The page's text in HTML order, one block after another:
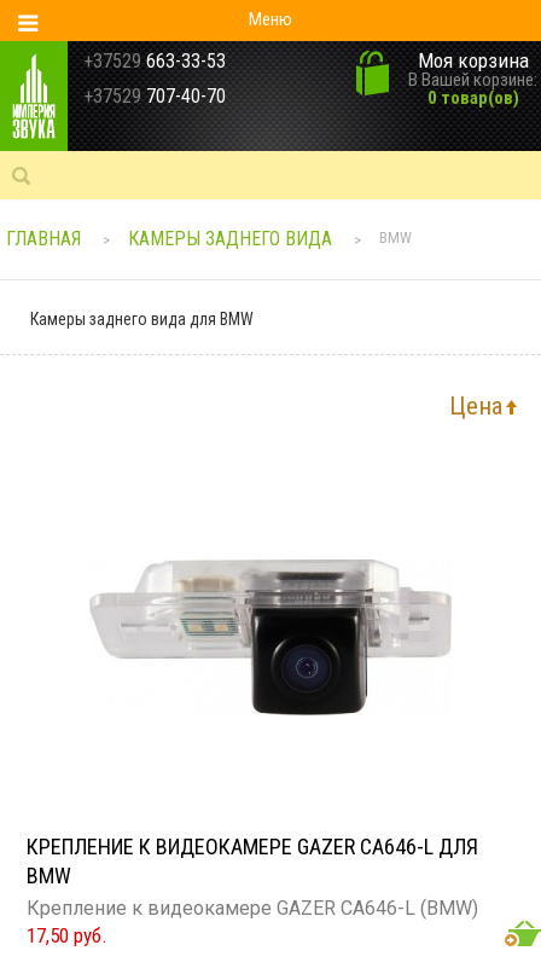
Меню
+37529 663-33-53
+37529 707-40-70
Моя корзина
В Вашей корзине:
0 товар(ов)
ГЛАВНАЯ > КАМЕРЫ ЗАДНЕГО ВИДА > BMW
Камеры заднего вида для BMW
Цена
КРЕПЛЕНИЕ К ВИДЕОКАМЕРЕ GAZER CA646-L ДЛЯ
BMW
Крепление к видеокамере GAZER CA646-L (BMW)
17,50 руб.